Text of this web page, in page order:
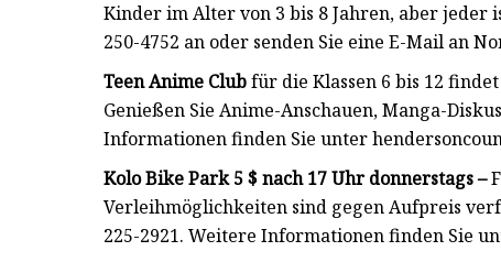
Kinder im Alter von 3 bis 8 Jahren, aber
250-4752 an oder senden Sie eine E-Mail an
Teen Anime Clubfür die Klassen 6 bis 12
Genießen Sie Anime-Anschauen, Manga-
Informationen finden Sie unter
Kolo Bike Park 5 $ nach 17 Uhr donnerstags –
Verleihmöglichkeiten sind gegen Aufpreis
225-2921. Weitere Informationen finden Sie